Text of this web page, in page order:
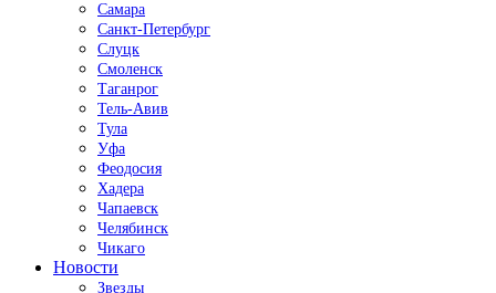
Самара
Санкт-Петербург
Слуцк
Смоленск
Таганрог
Тель-Авив
Тула
Уфа
Феодосия
Хадера
Чапаевск
Челябинск
Чикаго
Новости
Звезды